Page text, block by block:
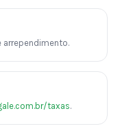
arrependimento.
taxas.